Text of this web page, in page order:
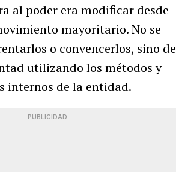
al poder era modificar desde
mayoritario. No se
o convencerlos, sino de
utilizando los métodos y
internos de la entidad.
PUBLICIDAD